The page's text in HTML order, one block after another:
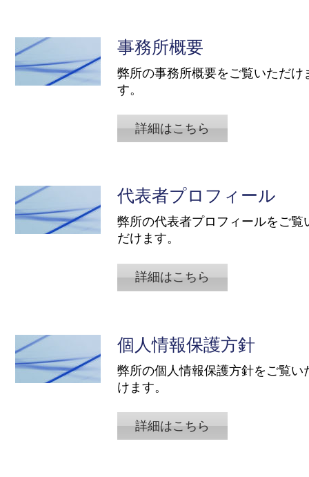
事務所概要
弊所の事務所概要をご覧いただけ
す。
詳細はこちら
代表者プロフィール
弊所の代表者プロフィールをご覧
だけます。
詳細はこちら
個人情報保護方針
弊所の個人情報保護方針をご覧い
けます。
詳細はこちら